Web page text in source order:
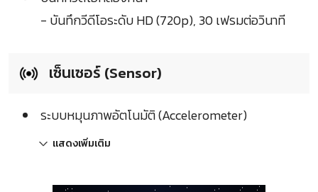
- บันทึกวีดีโอระดับ HD (720p), 30 เฟรมต่อวินาที
เซ็นเซอร์ (Sensor)
ระบบหมุนภาพอัตโนมัติ (Accelerometer)
แสดงเพิ่มเติม